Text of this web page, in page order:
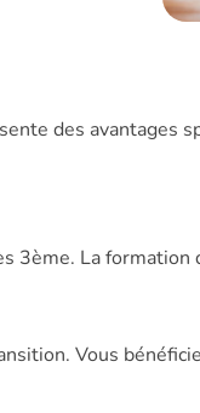
des avantages
3ème. La
Vous